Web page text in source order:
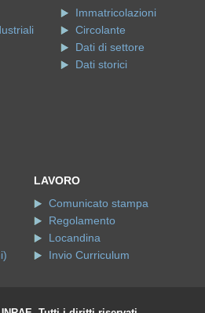
Immatricolazioni
Circolante
Dati di settore
Dati storici
LAVORO
Comunicato stampa
Regolamento
Locandina
Invio Curriculum